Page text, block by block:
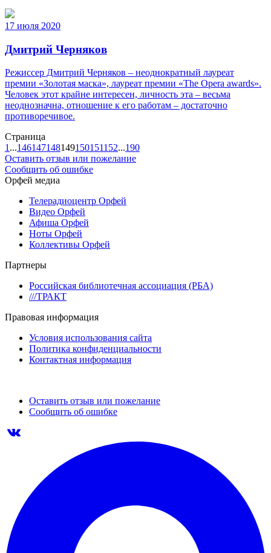
17 июля 2020
Дмитрий Черняков
Режиссер Дмитрий Черняков – неоднократный лауреат
премии «Золотая маска», лауреат премии «The Opera awards».
Человек этот крайне интересен, личность эта – весьма
неоднозначна, отношение к его работам – достаточно
противоречивое.
Страница
1 ...146147148149150151152...190
Оставить отзыв или пожелание
Сообщить об ошибке
Орфей медиа
Телерадиоцентр Орфей
Видео Орфей
Афиша Орфей
Ноты Орфей
Коллективы Орфей
Партнеры
Российская библиотечная ассоциация (РБА)
///ТРАКТ
Правовая информация
Условия использования сайта
Политика конфиденциальности
Контактная информация
Оставить отзыв или пожелание
Сообщить об ошибке